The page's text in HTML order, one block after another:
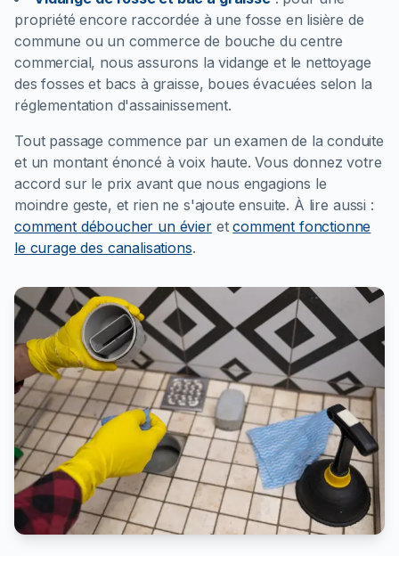
propriété encore raccordée à une fosse en lisière de
commune ou un commerce de bouche du centre
commercial, nous assurons la vidange et le nettoyage
des fosses et bacs à graisse, boues évacuées selon la
réglementation d'assainissement.
Tout passage commence par un examen de la conduite
et un montant énoncé à voix haute. Vous donnez votre
accord sur le prix avant que nous engagions le
moindre geste, et rien ne s'ajoute ensuite. À lire aussi :
comment déboucher un évieretcomment fonctionne
le curage des canalisations.